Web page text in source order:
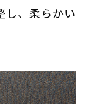
し、柔らかい